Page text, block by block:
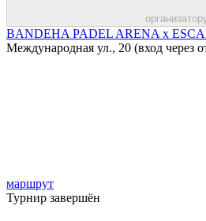
BANDEHA PADEL ARENA x
Международная ул., 20 (вход через
маршрут
Турнир завершён